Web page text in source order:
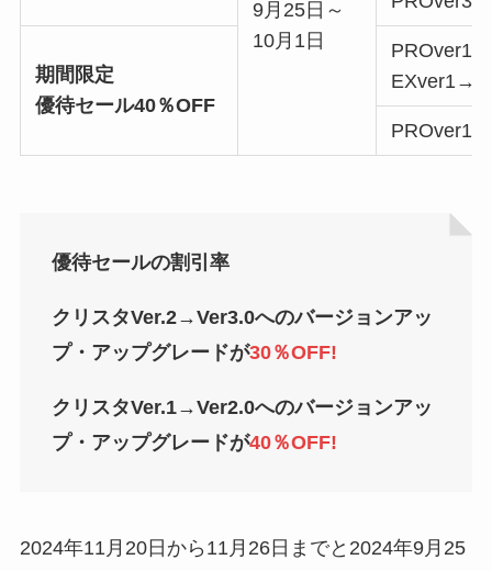
9月25日～
10月1日
期間限定
優待セール40％OFF
優待セールの割引率
クリスタVer.2→Ver3.0へのバージョンアッ
プ・アップグレードが30％OFF!
クリスタVer.1→Ver2.0へのバージョンアッ
プ・アップグレードが40％OFF!
2024年11月20日から11月26日までと2024年9月25